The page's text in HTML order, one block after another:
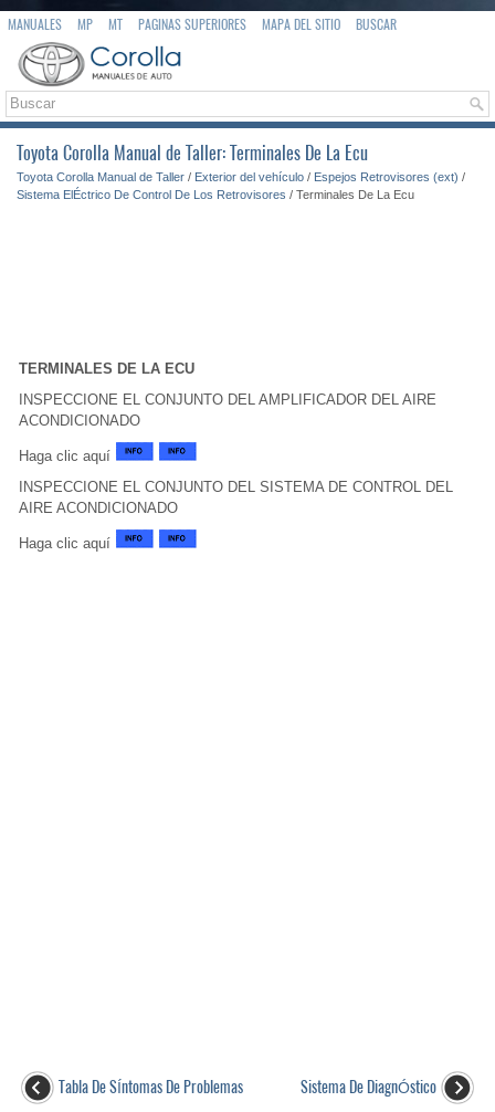
MANUALES MP MT PAGINAS SUPERIORES MAPA DEL SITIO BUSCAR
Toyota Corolla Manual de Taller: Terminales De La Ecu
Toyota Corolla Manual de Taller / Exterior del vehículo / Espejos Retrovisores (ext) /
Sistema ElÉctrico De Control De Los Retrovisores / Terminales De La Ecu
TERMINALES DE LA ECU
INSPECCIONE EL CONJUNTO DEL AMPLIFICADOR DEL AIRE
ACONDICIONADO
Haga clic aquí
INSPECCIONE EL CONJUNTO DEL SISTEMA DE CONTROL DEL
AIRE ACONDICIONADO
Haga clic aquí
Tabla De SÍntomas De Problemas
Sistema De DiagnÓstico